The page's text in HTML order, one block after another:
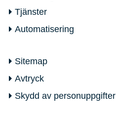
Tjänster
Automatisering
Sitemap
Avtryck
Skydd av personuppgifter